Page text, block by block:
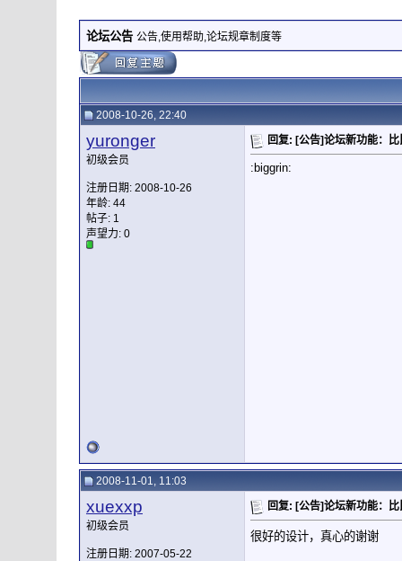
论坛公告 公告,使用帮助,论坛规章制度等
2008-10-26, 22:40
yuronger
初级会员
注册日期: 2008-10-26
年龄: 44
帖子: 1
声望力: 0
回复: [公告]论坛新功能：
:biggrin:
2008-11-01, 11:03
xuexxp
初级会员
注册日期: 2007-05-22
回复: [公告]论坛新功能：
很好的设计，真心的谢谢